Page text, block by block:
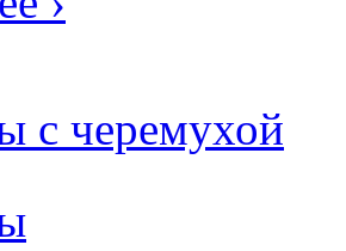
с черемухой